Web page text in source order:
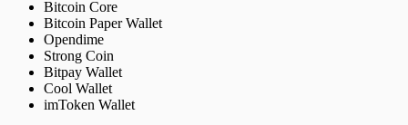
Bitcoin Core
Bitcoin Paper Wallet
Opendime
Strong Coin
Bitpay Wallet
Cool Wallet
imToken Wallet